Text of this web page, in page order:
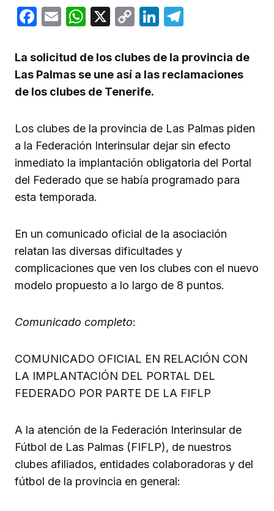
Facebook
EmailWhatsApp
X
CopyLinkedIn
La solicitud de los clubes de la provincia de
Las Palmas se une así a las reclamaciones
de los clubes de Tenerife.
Los clubes de la provincia de Las Palmas piden
a la Federación Interinsular dejar sin efecto
inmediato la implantación obligatoria del Portal
del Federado que se había programado para
esta temporada.
En un comunicado oficial de la asociación
relatan las diversas dificultades y
complicaciones que ven los clubes con el nuevo
modelo propuesto a lo largo de 8 puntos.
Comunicado completo:
COMUNICADO OFICIAL EN RELACIÓN CON
LA IMPLANTACIÓN DEL PORTAL DEL
FEDERADO POR PARTE DE LA FIFLP
A la atención de la Federación Interinsular de
Fútbol de Las Palmas (FIFLP), de nuestros
clubes afiliados, entidades colaboradoras y del
fútbol de la provincia en general: